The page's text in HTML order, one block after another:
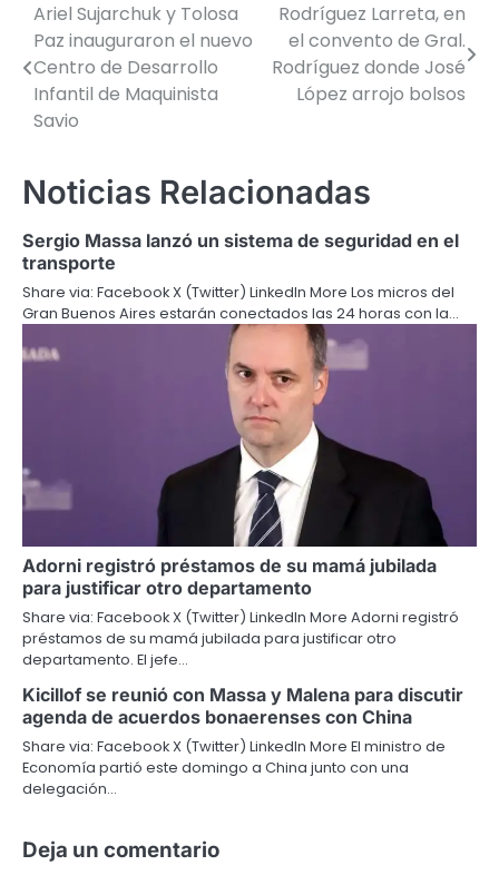
Navegación
de
entradas
Ariel Sujarchuk y Tolosa
Paz inauguraron el nuevo
Centro de Desarrollo
Infantil de Maquinista
Savio
Rodríguez Larreta, en
el convento de Gral.
Rodríguez donde José
López arrojo bolsos
Noticias Relacionadas
Sergio Massa lanzó un sistema de seguridad en el
transporte
Share via: Facebook X (Twitter) LinkedIn More Los micros del
Gran Buenos Aires estarán conectados las 24 horas con la…
Adorni registró préstamos de su mamá jubilada
para justificar otro departamento
Share via: Facebook X (Twitter) LinkedIn More Adorni registró
préstamos de su mamá jubilada para justificar otro
departamento. El jefe…
Kicillof se reunió con Massa y Malena para discutir
agenda de acuerdos bonaerenses con China
Share via: Facebook X (Twitter) LinkedIn More El ministro de
Economía partió este domingo a China junto con una
delegación…
Deja un comentario